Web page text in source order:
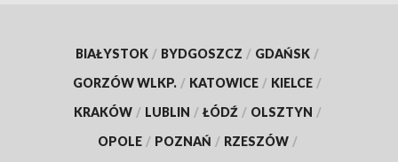
BIAŁYSTOK / BYDGOSZCZ / GDAŃSK /
GORZÓW WLKP. / KATOWICE / KIELCE /
KRAKÓW / LUBLIN / ŁÓDŹ / OLSZTYN /
OPOLE / POZNAŃ / RZESZÓW /